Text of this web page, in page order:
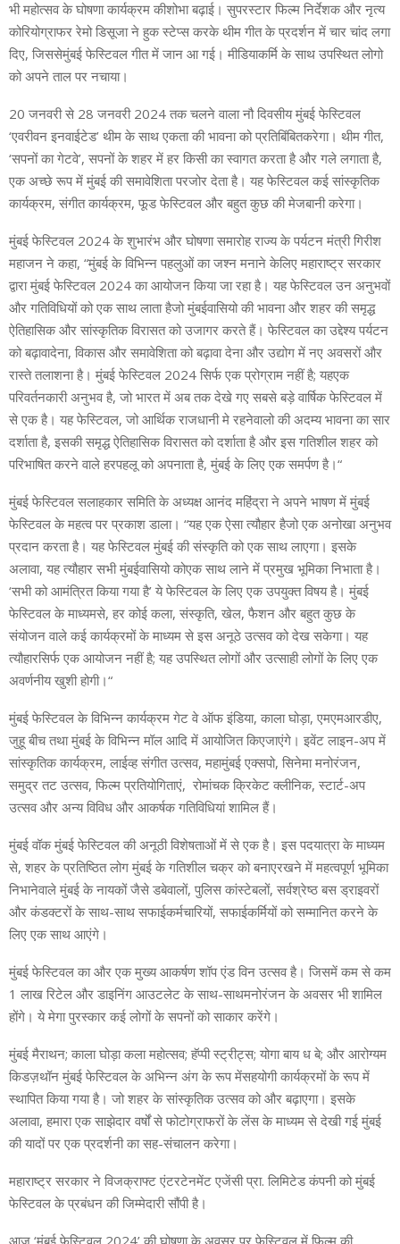
भी महोत्सव के घोषणा कार्यक्रम कीशोभा बढ़ाई। सुपरस्टार फिल्म निर्देशक और नृत्य
कोरियोग्राफर रेमो डिसूजा ने हुक स्टेप्स करके थीम गीत के प्रदर्शन में चार चांद लगा
दिए, जिससेमुंबई फेस्टिवल गीत में जान आ गई। मीडियाकर्मि के साथ उपस्थित लोगो
को अपने ताल पर नचाया।
20 जनवरी से 28 जनवरी 2024 तक चलने वाला नौ दिवसीय मुंबई फेस्टिवल
‘एवरीवन इनवाईटेड’ थीम के साथ एकता की भावना को प्रतिबिंबितकरेगा। थीम गीत,
‘सपनों का गेटवे’, सपनों के शहर में हर किसी का स्वागत करता है और गले लगाता है,
एक अच्छे रूप में मुंबई की समावेशिता परजोर देता है। यह फेस्टिवल कई सांस्कृतिक
कार्यक्रम, संगीत कार्यक्रम, फूड फेस्टिवल और बहुत कुछ की मेजबानी करेगा।
मुंबई फेस्टिवल 2024 के शुभारंभ और घोषणा समारोह राज्य के पर्यटन मंत्री गिरीश
महाजन ने कहा, “मुंबई के विभिन्न पहलुओं का जश्न मनाने केलिए महाराष्ट्र सरकार
द्वारा मुंबई फेस्टिवल 2024 का आयोजन किया जा रहा है। यह फेस्टिवल उन अनुभवों
और गतिविधियों को एक साथ लाता हैजो मुंबईवासियो की भावना और शहर की समृद्ध
ऐतिहासिक और सांस्कृतिक विरासत को उजागर करते हैं। फेस्टिवल का उद्देश्य पर्यटन
को बढ़ावादेना, विकास और समावेशिता को बढ़ावा देना और उद्योग में नए अवसरों और
रास्ते तलाशना है। मुंबई फेस्टिवल 2024 सिर्फ एक प्रोग्राम नहीं है; यहएक
परिवर्तनकारी अनुभव है, जो भारत में अब तक देखे गए सबसे बड़े वार्षिक फेस्टिवल में
से एक है। यह फेस्टिवल, जो आर्थिक राजधानी मे रहनेवालो की अदम्य भावना का सार
दर्शाता है, इसकी समृद्ध ऐतिहासिक विरासत को दर्शाता है और इस गतिशील शहर को
परिभाषित करने वाले हरपहलू को अपनाता है, मुंबई के लिए एक समर्पण है।“
मुंबई फेस्टिवल सलाहकार समिति के अध्यक्ष आनंद महिंद्रा ने अपने भाषण में मुंबई
फेस्टिवल के महत्व पर प्रकाश डाला। “यह एक ऐसा त्यौहार हैजो एक अनोखा अनुभव
प्रदान करता है। यह फेस्टिवल मुंबई की संस्कृति को एक साथ लाएगा। इसके
अलावा, यह त्यौहार सभी मुंबईवासियो कोएक साथ लाने में प्रमुख भूमिका निभाता है।
‘सभी को आमंत्रित किया गया है’ ये फेस्टिवल के लिए एक उपयुक्त विषय है। मुंबई
फेस्टिवल के माध्यमसे, हर कोई कला, संस्कृति, खेल, फैशन और बहुत कुछ के
संयोजन वाले कई कार्यक्रमों के माध्यम से इस अनूठे उत्सव को देख सकेगा। यह
त्यौहारसिर्फ एक आयोजन नहीं है; यह उपस्थित लोगों और उत्साही लोगों के लिए एक
अवर्णनीय खुशी होगी।“
मुंबई फेस्टिवल के विभिन्न कार्यक्रम गेट वे ऑफ इंडिया, काला घोड़ा, एमएमआरडीए,
जुहू बीच तथा मुंबई के विभिन्न मॉल आदि में आयोजित किएजाएंगे। इवेंट लाइन-अप में
सांस्कृतिक कार्यक्रम, लाईव्ह संगीत उत्सव, महामुंबई एक्सपो, सिनेमा मनोरंजन,
समुद्र तट उत्सव, फिल्म प्रतियोगिताएं, रोमांचक क्रिकेट क्लीनिक, स्टार्ट-अप
उत्सव और अन्य विविध और आकर्षक गतिविधियां शामिल हैं।
मुंबई वॉक मुंबई फेस्टिवल की अनूठी विशेषताओं में से एक है। इस पदयात्रा के माध्यम
से, शहर के प्रतिष्ठित लोग मुंबई के गतिशील चक्र को बनाएरखने में महत्वपूर्ण भूमिका
निभानेवाले मुंबई के नायकों जैसे डबेवालों, पुलिस कांस्टेबलों, सर्वश्रेष्ठ बस ड्राइवरों
और कंडक्टरों के साथ-साथ सफाईकर्मचारियों, सफाईकर्मियों को सम्मानित करने के
लिए एक साथ आएंगे।
मुंबई फेस्टिवल का और एक मुख्य आकर्षण शॉप एंड विन उत्सव है। जिसमें कम से कम
1 लाख रिटेल और डाइनिंग आउटलेट के साथ-साथमनोरंजन के अवसर भी शामिल
होंगे। ये मेगा पुरस्कार कई लोगों के सपनों को साकार करेंगे।
मुंबई मैराथन; काला घोड़ा कला महोत्सव; हॅप्पी स्ट्रीट्स; योगा बाय ध बे; और आरोग्यम
किडज़थॉन मुंबई फेस्टिवल के अभिन्न अंग के रूप मेंसहयोगी कार्यक्रमों के रूप में
स्थापित किया गया है। जो शहर के सांस्कृतिक उत्सव को और बढ़ाएगा। इसके
अलावा, हमारा एक साझेदार वर्षों से फोटोग्राफरों के लेंस के माध्यम से देखी गई मुंबई
की यादों पर एक प्रदर्शनी का सह-संचालन करेगा।
महाराष्ट्र सरकार ने विजक्राफ्ट एंटरटेनमेंट एजेंसी प्रा. लिमिटेड कंपनी को मुंबई
फेस्टिवल के प्रबंधन की जिम्मेदारी सौंपी है।
आज ‘मुंबई फेस्टिवल 2024’ की घोषणा के अवसर पर फेस्टिवल में फिल्म की